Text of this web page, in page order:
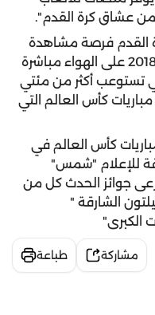
عشاق كرة القدم".
القدم فرصة مشاهدة
جميع مباريات مونديال روسيا 2018 على الهواء مباشرة
تستوعب أكثر من مئتي
كأس العالم التي
كأس العالم في
للإعلام "شمس"
جوائز الحدث كل من
الشارقة "
الكبرى"
مشاركة طباعة